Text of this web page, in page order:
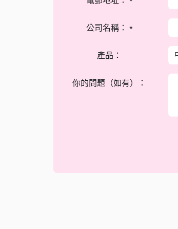
公司名稱： *
產品：
你的問題（如有）：